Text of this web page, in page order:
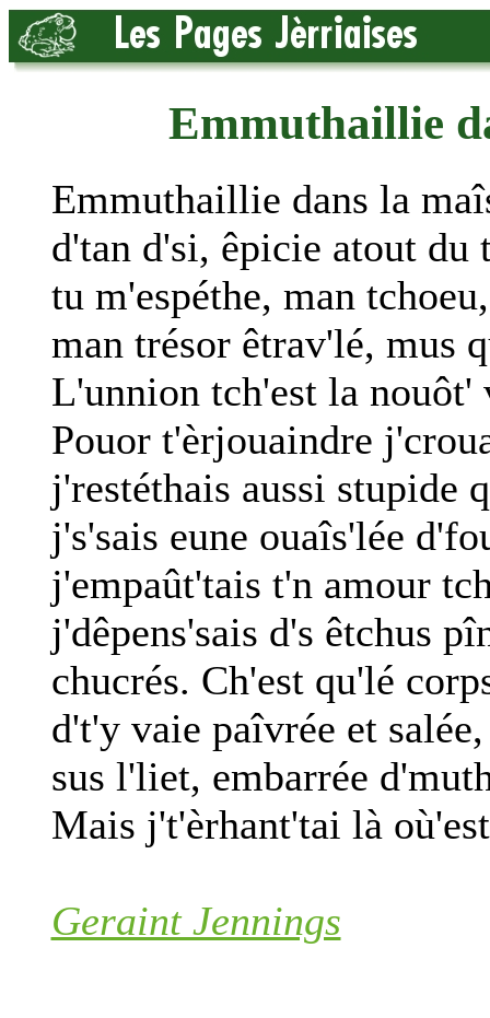
Emmuthaillie
Emmuthaillie dans la
d'tan d'si, êpicie atout du
tu m'espéthe, man
man trésor êtrav'lé, mus
L'unnion tch'est la nouôt'
Pouor t'èrjouaindre
j'restéthais aussi stupide
j's'sais eune ouaîs'lée
j'empaût'tais t'n amour
j'dêpens'sais d's êtchus
chucrés. Ch'est qu'lé
d't'y vaie paîvrée et
sus l'liet, embarrée
Mais j't'èrhant'tai là
Geraint Jennings